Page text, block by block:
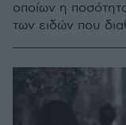
οποίων η
των ειδών που